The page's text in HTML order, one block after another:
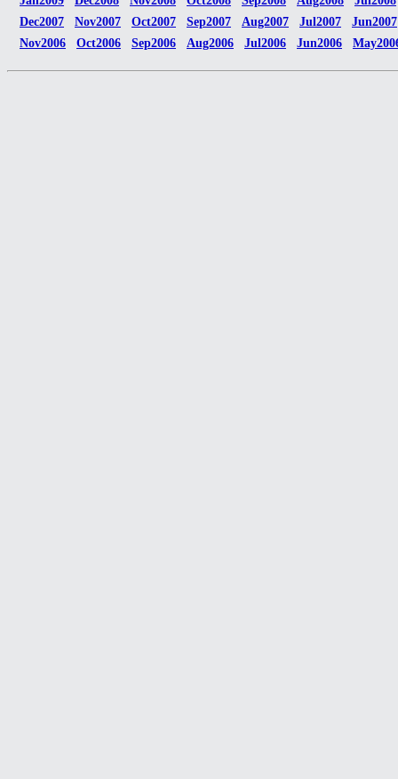
Dec2007
Nov2007 Oct2007 Sep2007 Aug2007 Jul2007
Jun2007
Nov2006
Oct2006 Sep2006 Aug2006 Jul2006 Jun2006